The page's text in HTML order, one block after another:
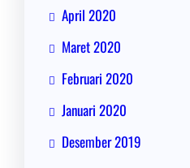
April 2020
Maret 2020
Februari 2020
Januari 2020
Desember 2019